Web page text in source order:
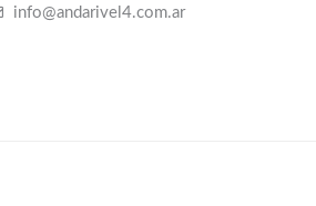
info@andarivel4.com.ar